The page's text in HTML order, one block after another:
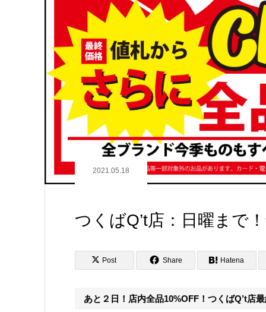
2021.05.18
つくばQ’t店：日曜まで
Post Share Hatena
あと２日！店内全品10%OFF！つくばQ’t店